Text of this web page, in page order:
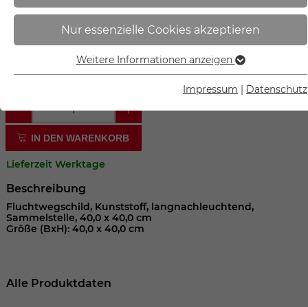
Fluchtwegschild -
langnachleuchtend | Sammelstelle
- 44.A2010
IN DEN WARENKORB
Lieferzeit Werktage
Beschreibung
Fluchtwegschild, Kunststoff, langnachleuchtend,
Sammelstelle, 40,0 x 40,0 cm
Größe (BxH): 40,0 x 40,0 cm
Alle Produktdaten
Nur essenzielle Cookies akzeptieren
Essenziell
Essenzielle Cookies werden für grundlegende Funktionen
die Webseite einwandfrei funktioniert.
Name cookie_optin
Laufzeit 1 Jahr
Dieses Cookie wird verwendet, um Ihre
Cookie-Informationen anzeigen
Weitere Informationen anzeigen
Impressum Datenschutz